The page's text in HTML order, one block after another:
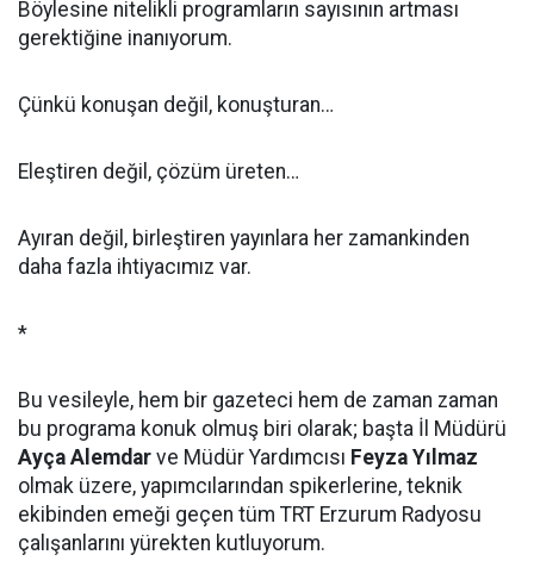
Böylesine nitelikli programların sayısının artması
gerektiğine inanıyorum.
Çünkü konuşan değil, konuşturan…
Eleştiren değil, çözüm üreten…
Ayıran değil, birleştiren yayınlara her zamankinden
daha fazla ihtiyacımız var.
*
Bu vesileyle, hem bir gazeteci hem de zaman zaman
bu programa konuk olmuş biri olarak; başta İl Müdürü
Ayça Alemdar ve Müdür Yardımcısı Feyza Yılmaz
olmak üzere, yapımcılarından spikerlerine, teknik
ekibinden emeği geçen tüm TRT Erzurum Radyosu
çalışanlarını yürekten kutluyorum.